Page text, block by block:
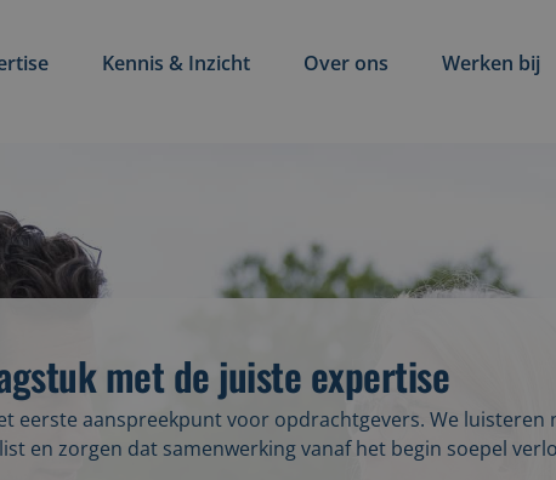
Kennis & Inzicht Over ons Werken bij
met de juiste expertise
eerste aanspreekpunt voor opdrachtgevers. We
en zorgen dat samenwerking vanaf het begin soepel